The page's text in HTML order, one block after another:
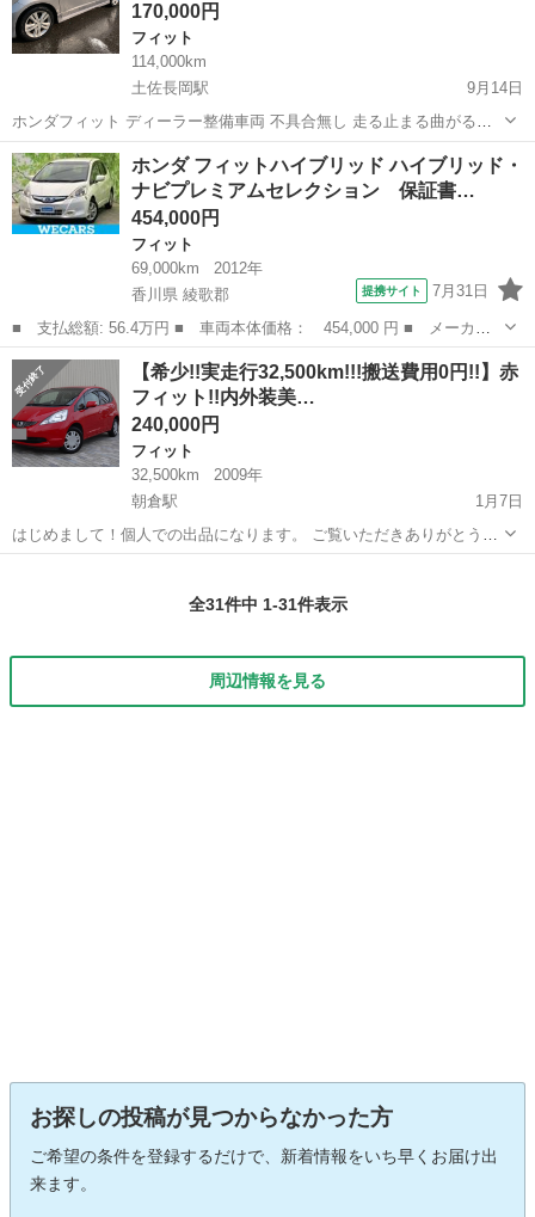
170,000円
フィット
114,000km
土佐長岡駅
9月14日
ホンダフィット ディーラー整備車両 不具合無し 走る止まる曲がるに
問題ないです 車検も来年の2月まであります タイヤなどもまだまだ使
えます ブレーキパッド前後新品です 現車確認必ずよろしくお願いしま
す 購入後のキャンセル ク...
高知 南国市 土佐長岡駅 フィット 車両
ホンダ フィットハイブリッド ハイブリッド・
ナビプレミアムセレクション 保証書…
454,000円
フィット
69,000km
2012年
香川県 綾歌郡
提携サイト 7月31日
■ 支払総額: 56.4万円 ■ 車両本体価格： 454,000 円 ■ メーカー
名： ホンダ ■ 車種名： フィットハイブリッド ■ グレード
名： ハイブリッド・ナビプレミアムセレクション 保証書／純正
ＨＤＤナビ／シー...
香川 綾歌郡 フィット
【希少!!実走行32,500km!!!搬送費用0円!!】赤
フィット!!内外装美…
240,000円
フィット
32,500km
2009年
朝倉駅
1月7日
はじめまして！個人での出品になります。 ご覧いただきありがとうご
ざいます。 できるだけ早めに売却したいと思っているのでノークレー
願い致します。 ◆◆◆◆◆◆...全31件中 1-31件表示
周辺情報を見る
お探しの投稿が見つからなかった方
ご希望の条件を登録するだけで、新着情報をいち早くお届け出
来ます。